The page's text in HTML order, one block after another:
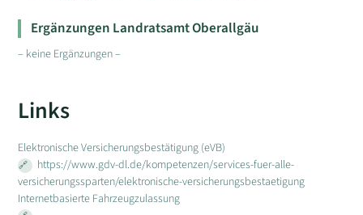
Ergänzungen Landratsamt Oberallgäu
– keine Ergänzungen –
Links
Elektronische Versicherungsbestätigung (eVB)
https://www.gdv-dl.de/kompetenzen/services-fuer-alle-
versicherungssparten/elektronische-versicherungsbestaetigung
Internetbasierte Fahrzeugzulassung